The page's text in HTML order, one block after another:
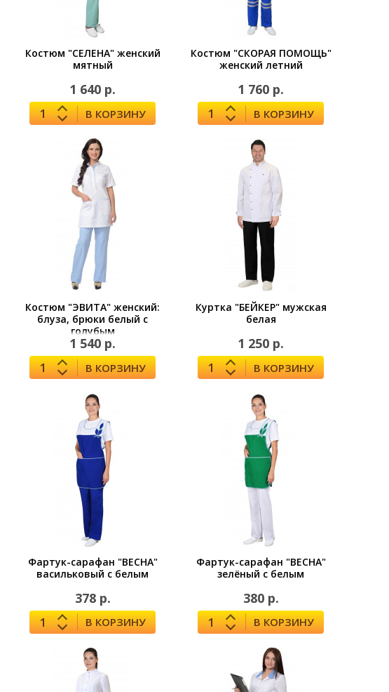
Костюм "СЕЛЕНА" женский
мятный
1 640 р.
В КОРЗИНУ
Костюм "СКОРАЯ ПОМОЩЬ"
женский летний
1 760 р.
В КОРЗИНУ
Костюм "ЭВИТА" женский:
блуза, брюки белый с
голубым
1 540 р.
В КОРЗИНУ
Куртка "БЕЙКЕР" мужская
белая
1 250 р.
В КОРЗИНУ
Фартук-сарафан "ВЕСНА"
васильковый с белым
378 р.
В КОРЗИНУ
Фартук-сарафан "ВЕСНА"
зелёный с белым
380 р.
В КОРЗИНУ